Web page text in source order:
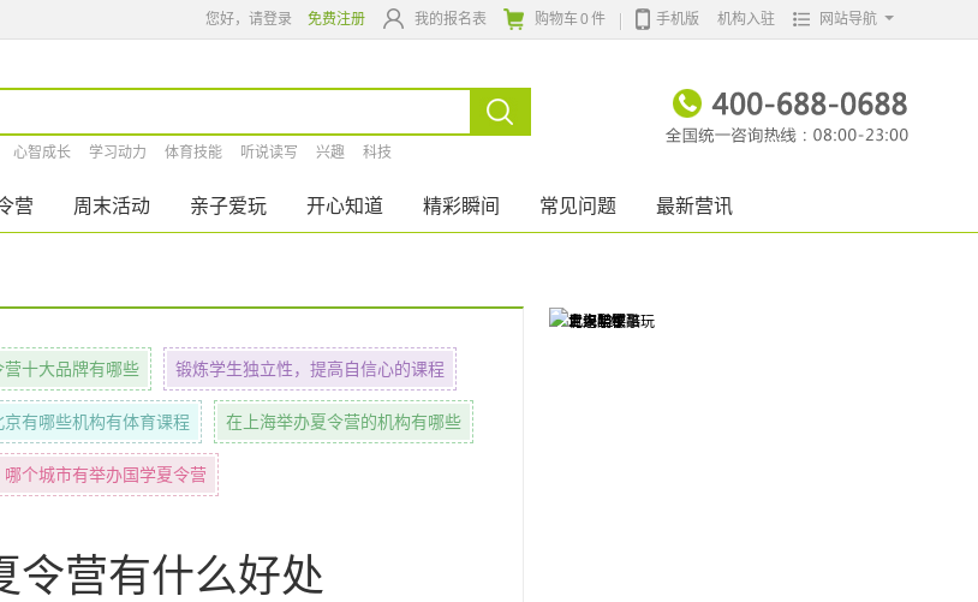
我的报名表 购物车0 件 手机版 机构入驻 网站导航
您好，请登录 免费注册
心智成长 学习动力 体育技能 听说读写 兴趣 科技
营 周末活动 亲子爱玩 开心知道 精彩瞬间 常见问题 最新营讯
营十大品牌有哪些 锻炼学生独立性，提高自信心的课程
京有哪些机构有体育课程 在上海举办夏令营的机构有哪些
哪个城市有举办国学夏令营
令营有什么好处